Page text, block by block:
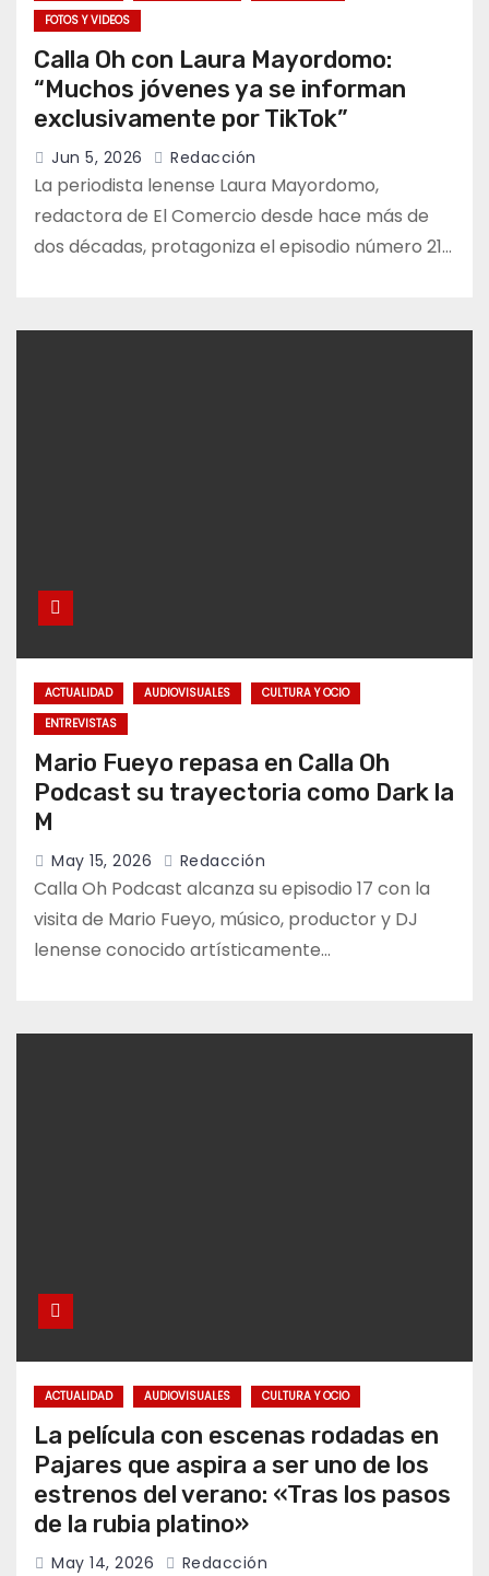
FOTOS Y VIDEOS
Calla Oh con Laura Mayordomo:
“Muchos jóvenes ya se informan
exclusivamente por TikTok”
Jun 5, 2026 Redacción
La periodista lenense Laura Mayordomo,
redactora de El Comercio desde hace más de
dos décadas, protagoniza el episodio número 21…
ACTUALIDAD AUDIOVISUALES
CULTURA Y OCIO
ENTREVISTAS
Mario Fueyo repasa en Calla Oh
Podcast su trayectoria como Dark la
M
May 15, 2026 Redacción
Calla Oh Podcast alcanza su episodio 17 con la
visita de Mario Fueyo, músico, productor y DJ
lenense conocido artísticamente…
ACTUALIDAD AUDIOVISUALES CULTURA Y OCIO
La película con escenas rodadas en
Pajares que aspira a ser uno de los
estrenos del verano: «Tras los pasos
de la rubia platino»
May 14, 2026 Redacción